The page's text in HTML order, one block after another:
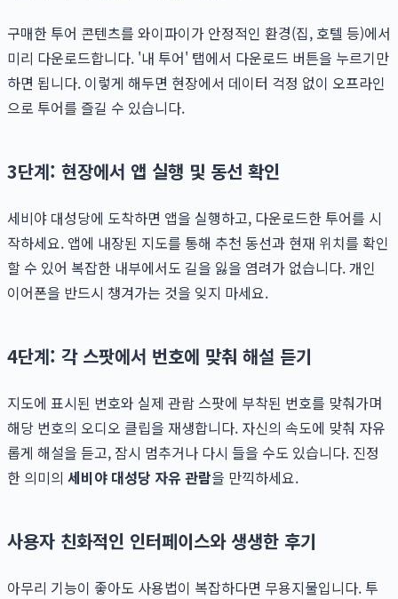
구매한 투어 콘텐츠를 와이파이가 안정적인 환경(집, 호텔 등)에서
미리 다운로드합니다. '내 투어' 탭에서 다운로드 버튼을 누르기만
하면 됩니다. 이렇게 해두면 현장에서 데이터 걱정 없이 오프라인
으로 투어를 즐길 수 있습니다.
3단계: 현장에서 앱 실행 및 동선 확인
세비야 대성당에 도착하면 앱을 실행하고, 다운로드한 투어를 시
작하세요. 앱에 내장된 지도를 통해 추천 동선과 현재 위치를 확인
할 수 있어 복잡한 내부에서도 길을 잃을 염려가 없습니다. 개인
이어폰을 반드시 챙겨가는 것을 잊지 마세요.
4단계: 각 스팟에서 번호에 맞춰 해설 듣기
지도에 표시된 번호와 실제 관람 스팟에 부착된 번호를 맞춰가며
해당 번호의 오디오 클립을 재생합니다. 자신의 속도에 맞춰 자유
롭게 해설을 듣고, 잠시 멈추거나 다시 들을 수도 있습니다. 진정
한 의미의 세비야 대성당 자유 관람을 만끽하세요.
사용자 친화적인 인터페이스와 생생한 후기
아무리 기능이 좋아도 사용법이 복잡하다면 무용지물입니다. 투